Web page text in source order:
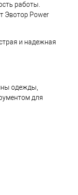
работы.
Эвотор Power
и надежная
одежды,
для